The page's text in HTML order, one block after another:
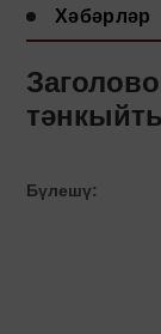
Хәбәрләр
Бүлешү: